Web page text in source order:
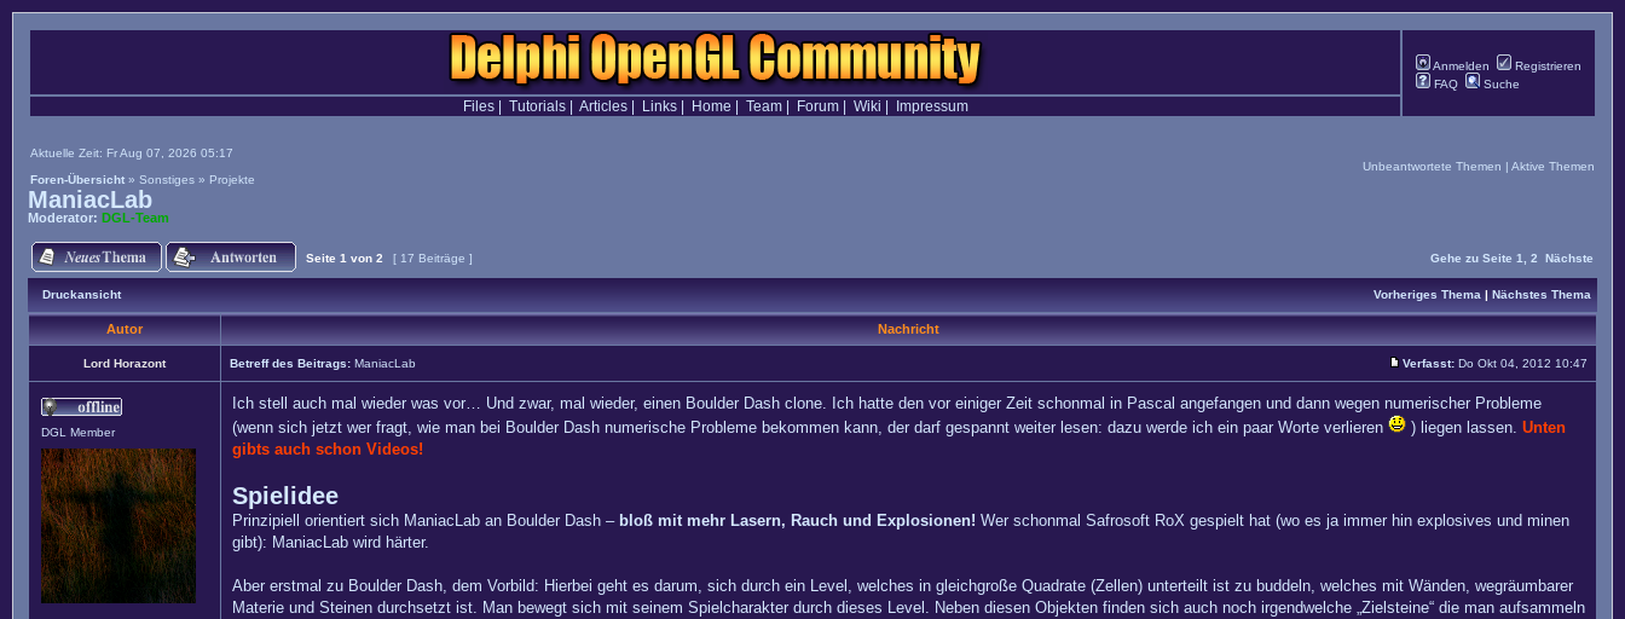
Anmelden
Registrieren
FAQ
Suche
Files| Tutorials| Articles| Links| Home Team| Forum| Wiki Impressum
Aktuelle Zeit: Fr Aug 07, 2026 05:17
Foren-Übersicht » Sonstiges » Projekte
Unbeantwortete Themen | Aktive Themen
ManiacLab
Moderator: DGL-Team
Seite 1 von 2 [ 17 Beiträge ] Gehe zu Seite 1 2 Nächste
Druckansicht Vorheriges Thema | Nächstes Thema
Autor Nachricht
Lord Horazont Betreff des Beitrags: ManiacLab Verfasst: Do Okt 04, 2012 10:47
DGL Member
Ich stell auch mal wieder was vor… Und zwar, mal wieder, einen Boulder Dash clone. Ich hatte den vor einiger Zeit schonmal in Pascal angefangen und dann wegen numerischer Probleme
(wenn sich jetzt wer fragt, wie man bei Boulder Dash numerische Probleme bekommen kann, der darf gespannt weiter lesen: dazu werde ich ein paar Worte verlieren
) liegen lassen. Unten
gibts auch schon Videos!
Spielidee
Prinzipiell orientiert sich ManiacLab an Boulder Dash – bloß mit mehr Lasern, Rauch und Explosionen! Wer schonmal Safrosoft RoX gespielt hat (wo es ja immer hin explosives und minen
gibt): ManiacLab wird härter.
Aber erstmal zu Boulder Dash, dem Vorbild: Hierbei geht es darum, sich durch ein Level, welches in gleichgroße Quadrate (Zellen) unterteilt ist zu buddeln, welches mit Wänden, wegräumbarer
Materie und Steinen durchsetzt ist. Man bewegt sich mit seinem Spielcharakter durch dieses Level. Neben diesen Objekten finden sich auch noch irgendwelche „Zielsteine“ die man aufsammeln